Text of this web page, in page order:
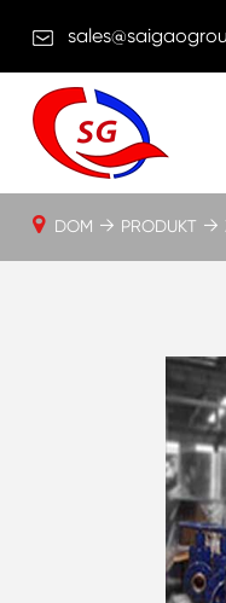
DOM PRODUKT